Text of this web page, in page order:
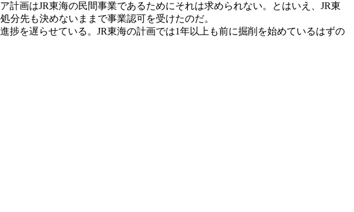
画はJR東海の民間事業であるためにそれは求められない。とはいえ、JR東
分先も決めないままで事業認可を受けたのだ。
を遅らせている。JR東海の計画では1年以上も前に掘削を始めているはずの